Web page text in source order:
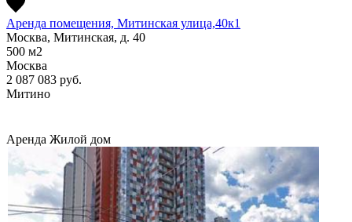
Аренда помещения, Митинская улица,40к1
Москва, Митинская, д. 40
500 м2
Москва
2 087 083 руб.
Митино
Аренда Жилой дом